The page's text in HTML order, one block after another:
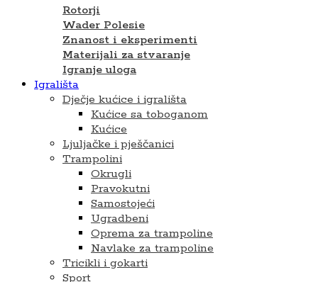
Rotorji
Wader Polesie
Znanost i eksperimenti
Materijali za stvaranje
Igranje uloga
Igrališta
Dječje kućice i igrališta
Kućice sa toboganom
Kućice
Ljuljačke i pješčanici
Trampolini
Okrugli
Pravokutni
Samostojeći
Ugradbeni
Oprema za trampoline
Navlake za trampoline
Tricikli i gokarti
Sport